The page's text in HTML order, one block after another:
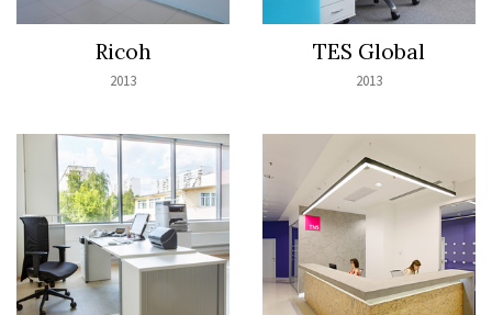
Ricoh
2013
TES Global
2013